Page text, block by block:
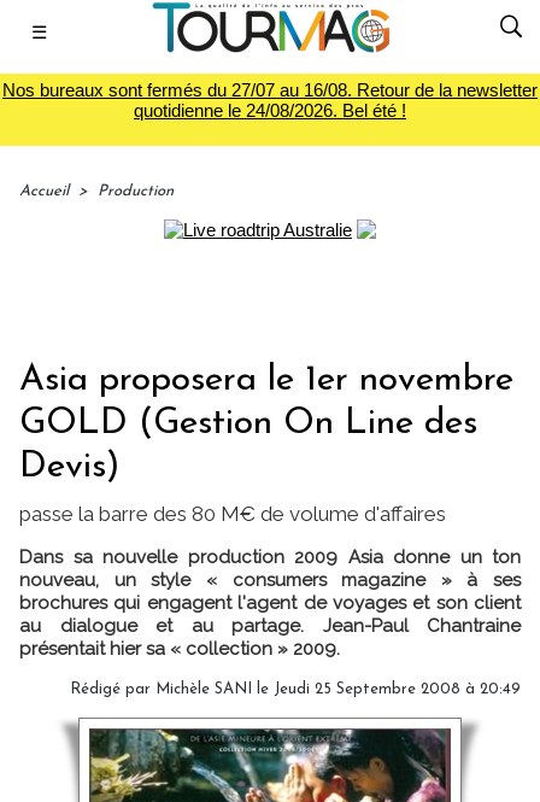
☰
Nos bureaux sont fermés du 27/07 au 16/08. Retour de la newsletter
quotidienne le 24/08/2026. Bel été !
Accueil > Production
Asia proposera le 1er novembre
GOLD (Gestion On Line des
Devis)
passe la barre des 80 M€ de volume d'affaires
Dans sa nouvelle production 2009 Asia donne un ton
nouveau, un style « consumers magazine » à ses
brochures qui engagent l'agent de voyages et son client
au dialogue et au partage. Jean-Paul Chantraine
présentait hier sa « collection » 2009.
Rédigé par Michèle SANI le Jeudi 25 Septembre 2008 à 20:49